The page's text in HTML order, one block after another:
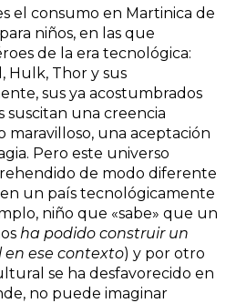
el consumo en Martinica de
niños, en las que
de la era tecnológica:
Hulk, Thor y sus
sus ya acostumbrados
suscitan una creencia
maravilloso, una aceptación
Pero este universo
de modo diferente
un país tecnológicamente
niño que «sabe» que un
ha podido construir un
ese contexto) y por otro
se ha desfavorecido en
no puede imaginar